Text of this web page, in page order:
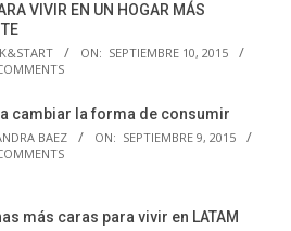
VIVIR EN UN HOGAR MÁS
ON: SEPTIEMBRE 10, 2015
a cambiar la forma de consumir
BAEZ ON: SEPTIEMBRE 9, 2015
más caras para vivir en LATAM